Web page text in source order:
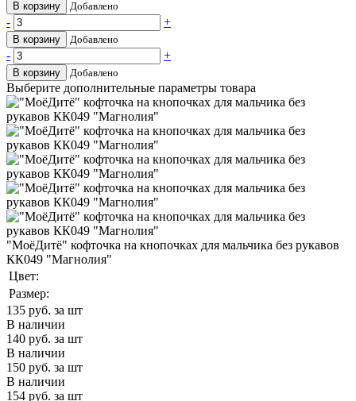
В корзину Добавлено
- +
В корзину Добавлено
- +
В корзину Добавлено
Выберите дополнительные параметры товара
"МоёДитё" кофточка на кнопочках для мальчика без рукавов
КК049 "Магнолия"
Цвет:
Размер:
135 руб. за шт
В наличии
140 руб. за шт
В наличии
150 руб. за шт
В наличии
154 руб. за шт